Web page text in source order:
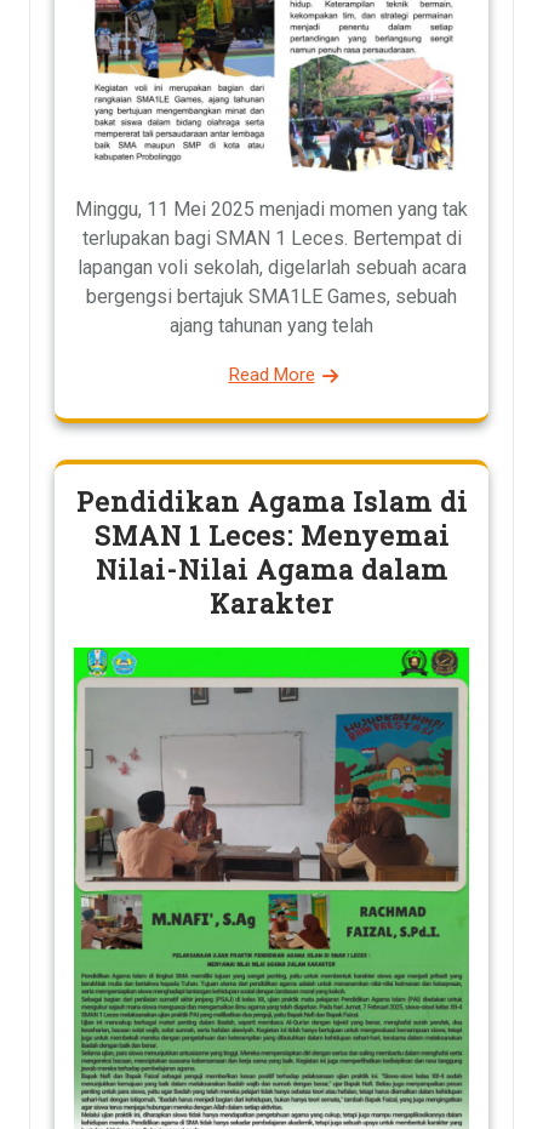
Minggu, 11 Mei 2025 menjadi momen yang tak
terlupakan bagi SMAN 1 Leces. Bertempat di
lapangan voli sekolah, digelarlah sebuah acara
bergengsi bertajuk SMA1LE Games, sebuah
ajang tahunan yang telah
Read More
Pendidikan Agama Islam di
SMAN 1 Leces: Menyemai
Nilai-Nilai Agama dalam
Karakter